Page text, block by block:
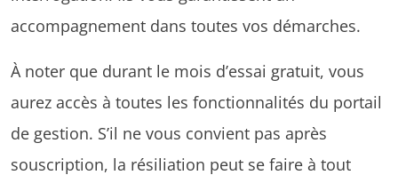
accompagnement dans toutes vos démarches.
À noter que durant le mois d’essai gratuit, vous
aurez accès à toutes les fonctionnalités du portail
de gestion. S’il ne vous convient pas après
souscription, la résiliation peut se faire à tout